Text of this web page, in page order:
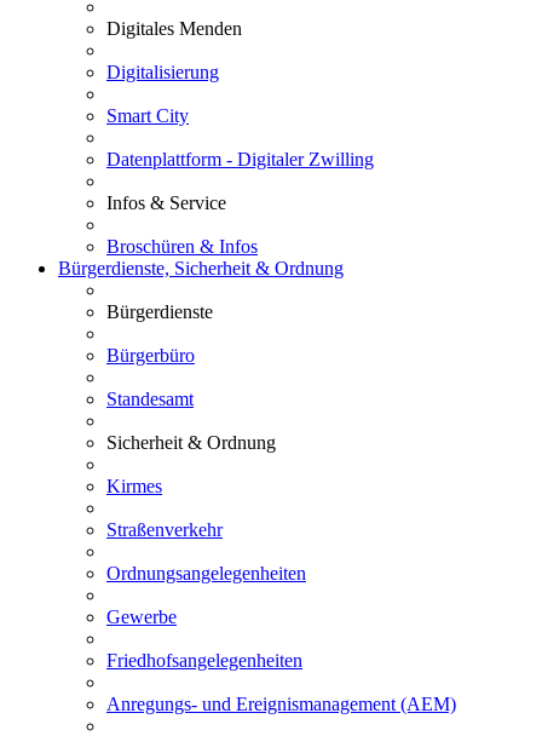
Digitales Menden
Digitalisierung
Smart City
Datenplattform - Digitaler Zwilling
Infos & Service
Broschüren & Infos
Bürgerdienste, Sicherheit & Ordnung
Bürgerdienste
Bürgerbüro
Standesamt
Sicherheit & Ordnung
Kirmes
Straßenverkehr
Ordnungsangelegenheiten
Gewerbe
Friedhofsangelegenheiten
Anregungs- und Ereignismanagement (AEM)